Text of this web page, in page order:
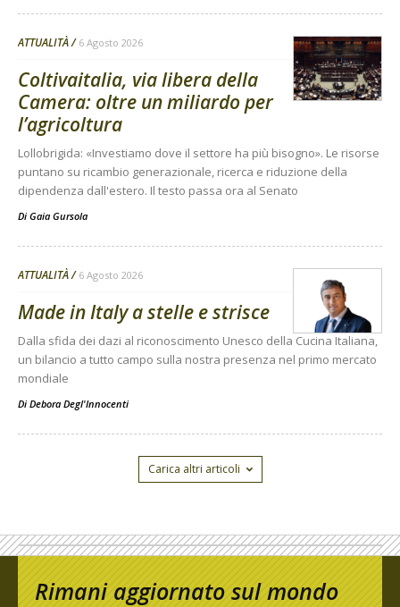
ATTUALITÀ 6 Agosto 2026
Coltivaitalia, via libera della
Camera: oltre un miliardo per
l’agricoltura
Lollobrigida: «Investiamo dove il settore ha più bisogno». Le risorse
puntano su ricambio generazionale, ricerca e riduzione della
dipendenza dall'estero. Il testo passa ora al Senato
Di Gaia Gursola
ATTUALITÀ 6 Agosto 2026
Made in Italy a stelle e strisce
Dalla sfida dei dazi al riconoscimento Unesco della Cucina Italiana,
un bilancio a tutto campo sulla nostra presenza nel primo mercato
mondiale
Di Debora Degl'Innocenti
Carica altri articoli
Rimani aggiornato sul mondo